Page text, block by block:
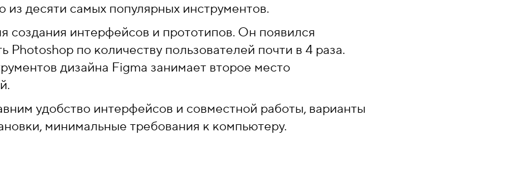
из десяти самых популярных инструментов.
создания интерфейсов и прототипов. Он появился
Photoshop по количеству пользователей почти в 4 раза.
дизайна Figma занимает второе место
удобство интерфейсов и совместной работы, варианты
минимальные требования к компьютеру.